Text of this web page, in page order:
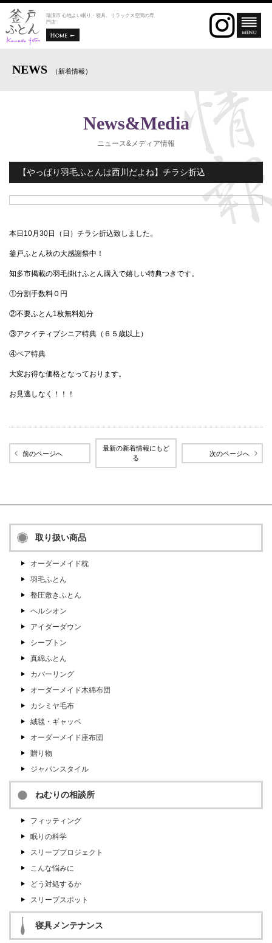
瑞浪市 心地よい眠り・寝具、リラックス空間の専
門店
NEWS （新着情報）
News&Media
ニュース&メディア情報
【やっぱり羽毛ふとんは西川だよね】チラシ折込
本日10月30日（日）チラシ折込致しました。
釜戸ふとん秋の大感謝祭中！
知多市掲載の羽毛掛けふとん購入で嬉しい特典つきです。
①分割手数料０円
②不要ふとん1枚無料処分
③アクイティブシニア特典（６５歳以上）
④ペア特典
大変お得な価格となっております。
お見逃しなく！！！
前のページへ
最新の新着情報にもど
る
次のページへ
取り扱い商品
オーダーメイド枕
羽毛ふとん
整圧敷きふとん
ヘルシオン
アイダーダウン
シープトン
真綿ふとん
カバーリング
オーダーメイド木綿布団
カシミヤ毛布
絨毯・ギャッベ
オーダーメイド座布団
贈り物
ジャパンスタイル
ねむりの相談所
フィッティング
眠りの科学
スリーププロジェクト
こんな悩みに
どう対処するか
スリープスポット
寝具メンテナンス